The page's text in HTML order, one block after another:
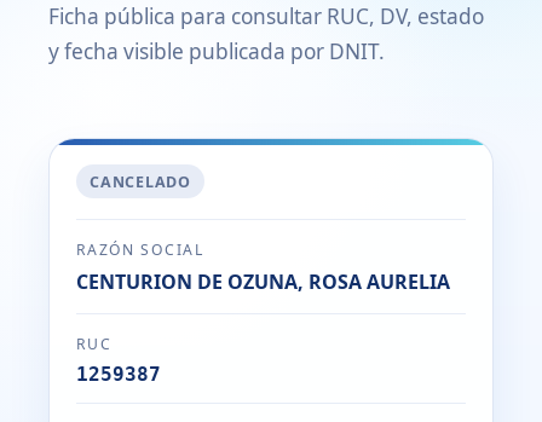
Ficha pública para consultar RUC, DV, estado
y fecha visible publicada por DNIT.
CANCELADO
RAZÓN SOCIAL
CENTURION DE OZUNA, ROSA AURELIA
RUC
1259387